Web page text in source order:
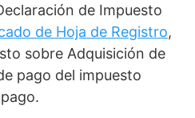
de Impuesto
de Hoja de Registro,
sobre Adquisición de
pago del impuesto